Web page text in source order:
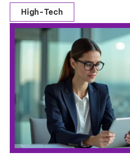
High-Tech